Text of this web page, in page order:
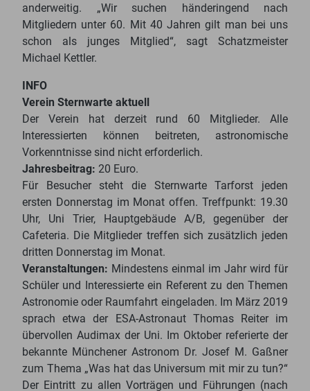
anderweitig. „Wir suchen händeringend nach
Mitgliedern unter 60. Mit 40 Jahren gilt man bei uns
schon als junges Mitglied“, sagt Schatzmeister
Michael Kettler.
INFO
Verein Sternwarte aktuell
Der Verein hat derzeit rund 60 Mitglieder. Alle
Interessierten können beitreten, astronomische
Vorkenntnisse sind nicht erforderlich.
Jahresbeitrag: 20 Euro.
Für Besucher steht die Sternwarte Tarforst jeden
ersten Donnerstag im Monat offen. Treffpunkt: 19.30
Uhr, Uni Trier, Hauptgebäude A/B, gegenüber der
Cafeteria. Die Mitglieder treffen sich zusätzlich jeden
dritten Donnerstag im Monat.
Veranstaltungen: Mindestens einmal im Jahr wird für
Schüler und Interessierte ein Referent zu den Themen
Astronomie oder Raumfahrt eingeladen. Im März 2019
sprach etwa der ESA-Astronaut Thomas Reiter im
übervollen Audimax der Uni. Im Oktober referierte der
bekannte Münchener Astronom Dr. Josef M. Gaßner
zum Thema „Was hat das Universum mit mir zu tun?“
Der Eintritt zu allen Vorträgen und Führungen (nach